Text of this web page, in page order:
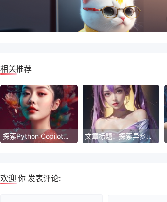
相关推荐
探索Python Copilot：从入门到精通 文章标题：探索异乡文化，寻找美好人生
欢迎 你 发表评论: